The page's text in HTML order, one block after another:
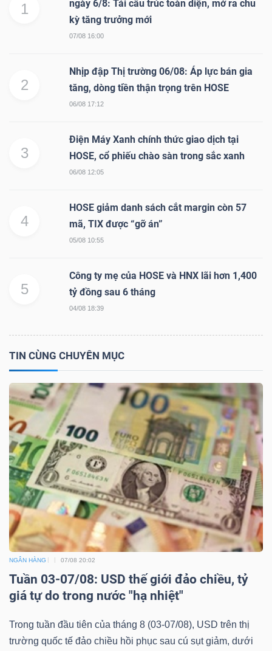
1
ngày 6/8: Tái cấu trúc toàn diện, mở ra chu
kỳ tăng trưởng mới
07/08 16:00
2
Nhịp đập Thị trường 06/08: Áp lực bán gia
tăng, dòng tiền thận trọng trên HOSE
06/08 17:12
3
Điện Máy Xanh chính thức giao dịch tại
HOSE, cổ phiếu chào sàn trong sắc xanh
06/08 12:05
4
HOSE giảm danh sách cắt margin còn 57
mã, TIX được “gỡ án”
05/08 10:55
5
Công ty mẹ của HOSE và HNX lãi hơn 1,400
tỷ đồng sau 6 tháng
04/08 18:39
TIN CÙNG CHUYÊN MỤC
NGÂN HÀNG 07/08 20:02
Tuần 03-07/08: USD thế giới đảo chiều, tỷ
giá tự do trong nước "hạ nhiệt"
Trong tuần đầu tiên của tháng 8 (03-07/08), USD trên thị
trường quốc tế đảo chiều hồi phục sau cú sụt giảm, dưới
YẾU
TIÊU
SÓC
CÔNG
NGHỆ
THÔNG
TIN
DỊCH
VỤ
TRUYỀN
THÔNG